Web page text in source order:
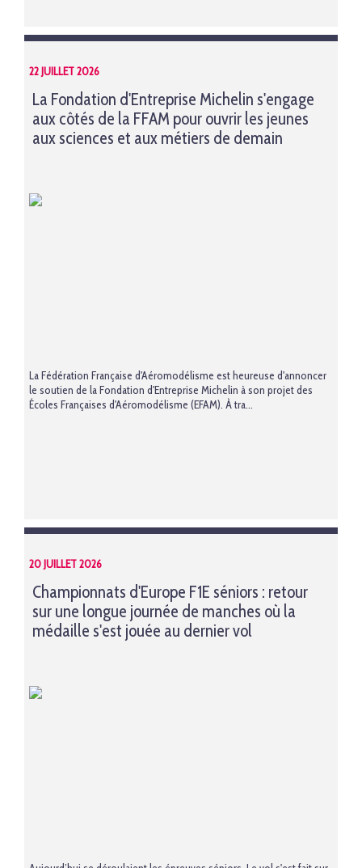
22 JUILLET 2026
La Fondation d'Entreprise Michelin s'engage
aux côtés de la FFAM pour ouvrir les jeunes
aux sciences et aux métiers de demain
La Fédération Française d'Aéromodélisme est heureuse d'annoncer
le soutien de la Fondation d'Entreprise Michelin à son projet des
Écoles Françaises d'Aéromodélisme (EFAM). À tra...
20 JUILLET 2026
Championnats d'Europe F1E séniors : retour
sur une longue journée de manches où la
médaille s'est jouée au dernier vol